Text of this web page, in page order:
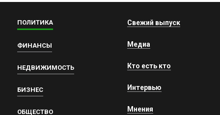
ПОЛИТИКА
ФИНАНСЫ
НЕДВИЖИМОСТЬ
БИЗНЕС
ОБЩЕСТВО
Свежий выпуск
Медиа
Кто есть кто
Интервью
Мнения